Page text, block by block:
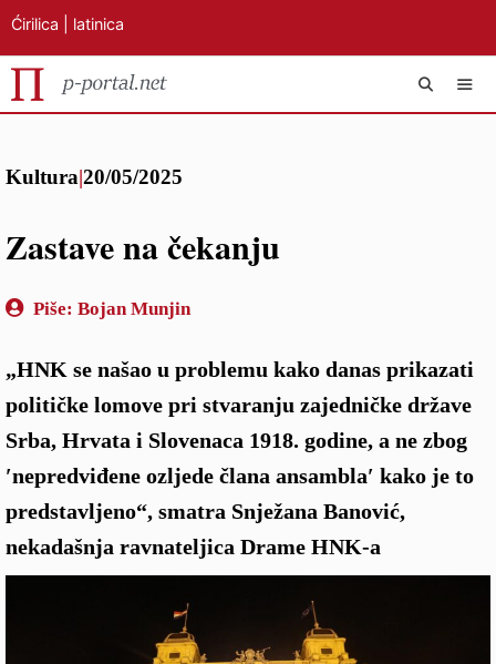
Ćirilica latinica
Kultura|20/05/2025
Zastave na čekanju
Piše: Bojan Munjin
„HNK se našao u problemu kako danas prikazati
političke lomove pri stvaranju zajedničke države
Srba, Hrvata i Slovenaca 1918. godine, a ne zbog
′nepredviđene ozljede člana ansambla′ kako je to
predstavljeno“, smatra Snježana Banović,
nekadašnja ravnateljica Drame HNK-a